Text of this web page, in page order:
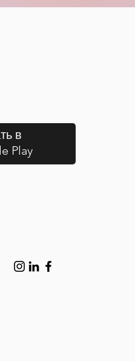
в
Play